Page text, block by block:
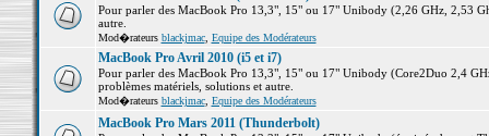
Pour parler des MacBook Pro 13,3", 15" ou 17" Unibody (2,26 GHz, 2,53
autre.
Mod�rateurs blackjmac, Equipe des Modérateurs
MacBook Pro Avril 2010 (i5 et i7)
Pour parler des MacBook Pro 13,3", 15" ou 17" Unibody (Core2Duo 2,4
problèmes matériels, solutions et autre.
Mod�rateurs blackjmac, Equipe des Modérateurs
MacBook Pro Mars 2011 (Thunderbolt)